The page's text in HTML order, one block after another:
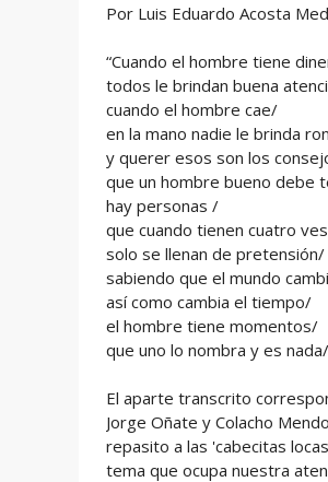
Por Luis Eduardo Acosta
“Cuando el hombre tiene
todos le brindan buena
cuando el hombre cae/
en la mano nadie le brinda
y querer esos son los
que un hombre bueno debe
hay personas /
que cuando tienen cuatro
solo se llenan de pretensión/
sabiendo que el mundo
así como cambia el tiempo/
el hombre tiene momentos/
que uno lo nombra y es
El aparte transcrito
Jorge Oñate y Colacho
repasito a las 'cabecitas
tema que ocupa nuestra